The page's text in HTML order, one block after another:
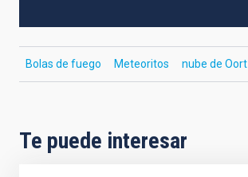
Bolas de fuego Meteoritos nube de Oort
Te puede interesar